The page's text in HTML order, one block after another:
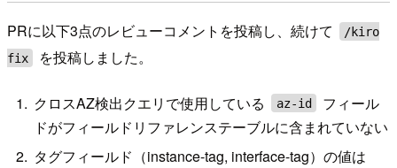
PRに以下3点のレビューコメントを投稿し、続けて
/kiro
fix
を投稿しました。
クロスAZ検出クエリで使用している az-id
フィール
ドがフィールドリファレンステーブルに含まれていない
タグフィールド（instance-tag, interface-tag）の値は